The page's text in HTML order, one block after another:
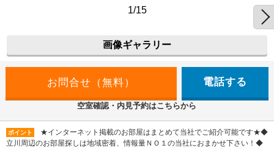
1/15
画像ギャラリー
電話する
空室確認・内見予約はこちらから
ポイント
★インターネット掲載のお部屋はまとめて当社でご紹介可能です★◆
立川周辺のお部屋探しは地域密着、情報量ＮＯ１の当社におまかせ下さい！◆